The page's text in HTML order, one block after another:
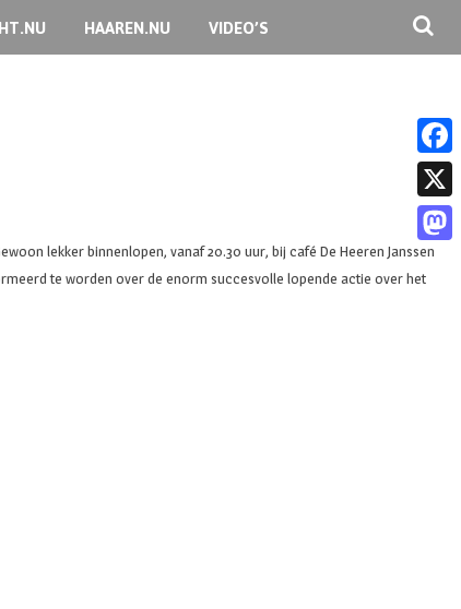
HAAREN.NU VIDEO’S
lekker binnenlopen, vanaf 20.30 uur, bij café De Heeren Janssen
te worden over de enorm succesvolle lopende actie over het
F
a
c
e
X
M